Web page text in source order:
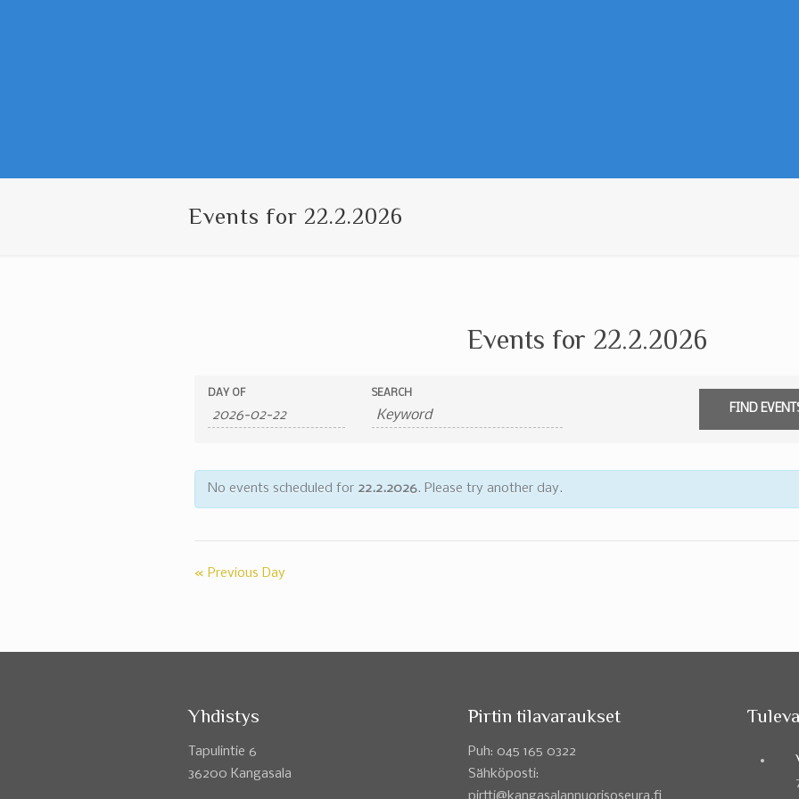
Events for 22.2.2026
Events for 22.2.2026
Events
Search
Views
Navigation
Events
Search
DAY OF SEARCH
No events scheduled for 22.2.2026. Please try another day.
« Previous Day
Yhdistys
Tapulintie 6
36200 Kangasala
Pirtin tilavaraukset
Puh: 045 165 0322
Sähköposti:
pirtti@kangasalannuorisoseura.fi